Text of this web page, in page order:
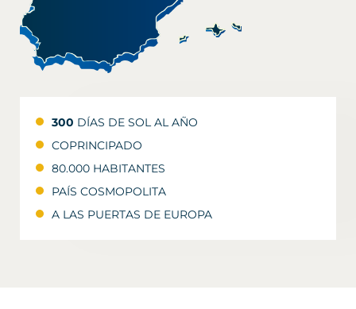
300 DÍAS DE SOL AL AÑO
COPRINCIPADO
80.000 HABITANTES
PAÍS COSMOPOLITA
A LAS PUERTAS DE EUROPA